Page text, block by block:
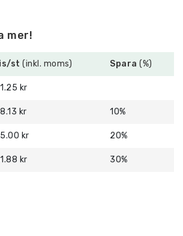
mer!
st (inkl. moms) Spara (%)
kr
kr 10%
kr 20%
kr 30%